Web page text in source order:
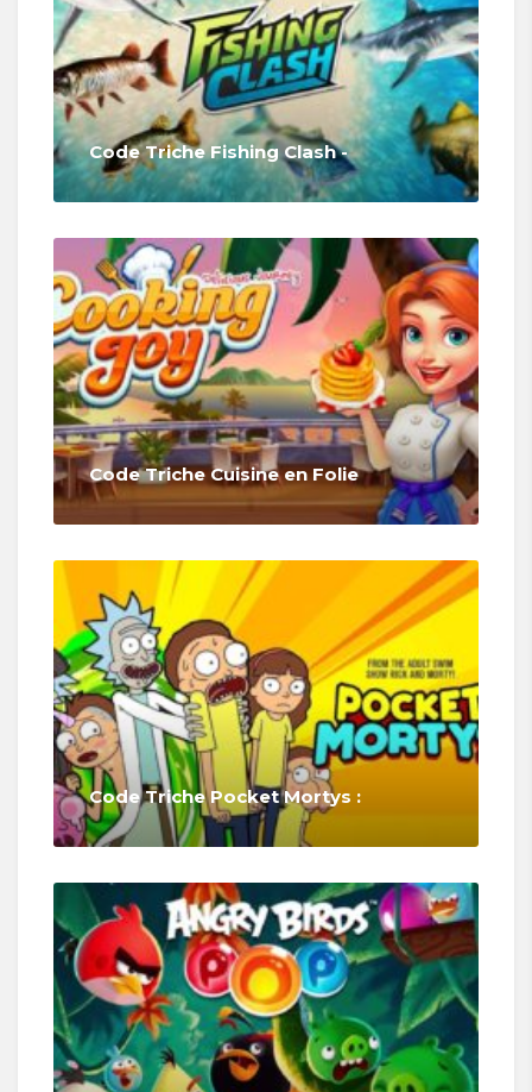
Code Triche Fishing Clash -
Code Triche Cuisine en Folie
Code Triche Pocket Mortys :